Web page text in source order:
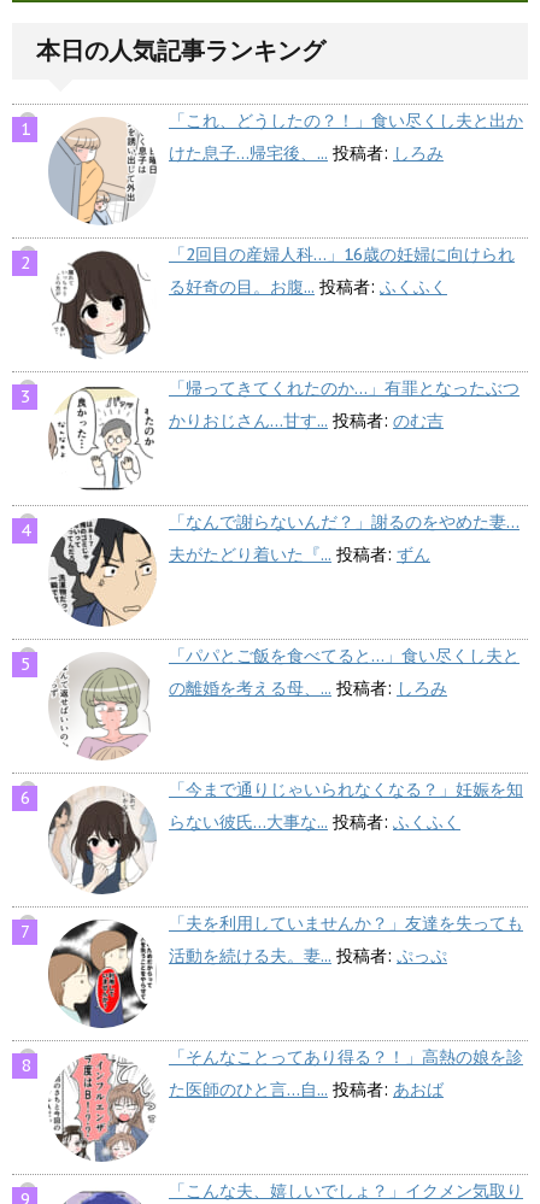
本日の人気記事ランキング
「これ、どうしたの？！」食い尽くし夫と出か
けた息子…帰宅後、... 投稿者: しろみ
「2回目の産婦人科…」16歳の妊婦に向けられ
る好奇の目。お腹... 投稿者: ふくふく
「帰ってきてくれたのか…」有罪となったぶつ
かりおじさん…甘す... 投稿者: のむ吉
「なんで謝らないんだ？」謝るのをやめた妻…
夫がたどり着いた『... 投稿者: ずん
「パパとご飯を食べてると…」食い尽くし夫と
の離婚を考える母、... 投稿者: しろみ
「今まで通りじゃいられなくなる？」妊娠を知
らない彼氏…大事な... 投稿者: ふくふく
「夫を利用していませんか？」友達を失っても
活動を続ける夫。妻... 投稿者: ぷっぷ
「そんなことってあり得る？！」高熱の娘を診
た医師のひと言…自... 投稿者: あおば
「こんな夫、嬉しいでしょ？」イクメン気取り